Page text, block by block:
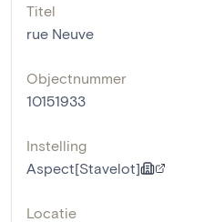
Titel
rue Neuve
Objectnummer
10151933
Instelling
Aspect[Stavelot]
Locatie